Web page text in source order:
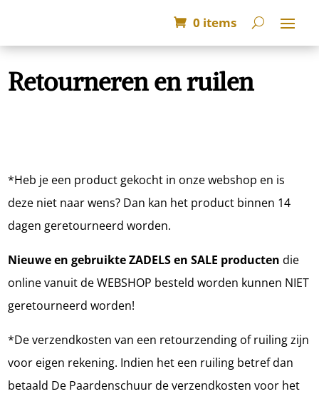
0 items
Retourneren en ruilen
*Heb je een product gekocht in onze webshop en is
deze niet naar wens? Dan kan het product binnen 14
dagen geretourneerd worden.
Nieuwe en gebruikte ZADELSen SALE producten die
online vanuit de WEBSHOP besteld worden kunnen NIET
geretourneerd worden!
*De verzendkosten van een retourzending of ruiling zijn
voor eigen rekening. Indien het een ruiling betref dan
betaald De Paardenschuur de verzendkosten voor het